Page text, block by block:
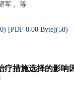
军 ,
等
0) [PDF 0.00 Byte](58)
疗措施选择的影响